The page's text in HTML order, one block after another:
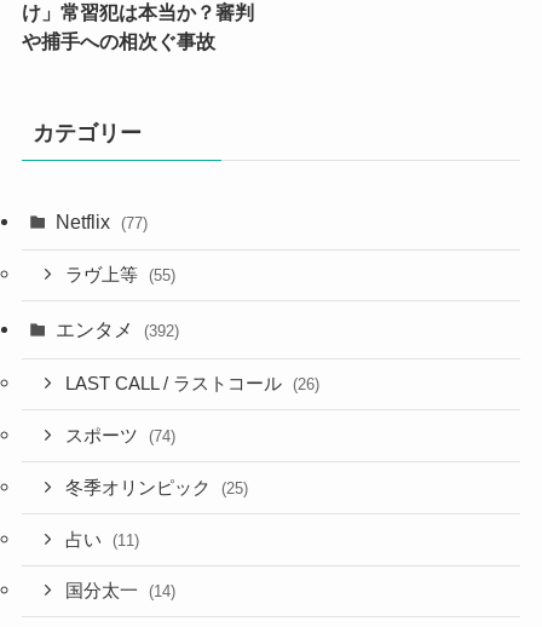
け」常習犯は本当か？審判
や捕手への相次ぐ事故
カテゴリー
Netflix (77)
ラヴ上等 (55)
エンタメ (392)
LAST CALL / ラストコール (26)
スポーツ (74)
冬季オリンピック (25)
占い (11)
国分太一 (14)